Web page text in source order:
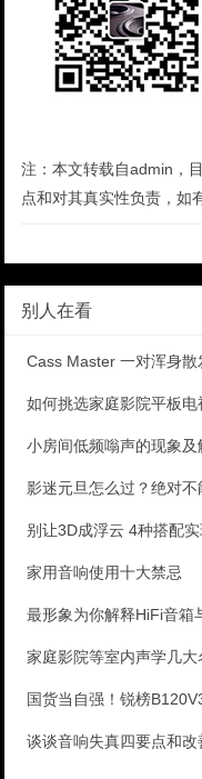
注：本文转载自admin，
点和对其真实性负责，如
别人在看
Cass Master 一对浑身
如何挑选家庭影院平板
小房间低频嗡声的现象及
影迷元旦怎么过？绝对
别让3D成浮云 4种搭配
家用音响使用十大禁忌
最形象为你解释HiFi音箱
家庭影院等室内声学几
国货当自强！锐榜
谈谈音响失真四要点和改